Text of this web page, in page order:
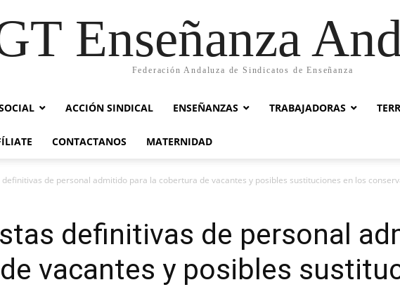
Enseñanza
Federación Andaluza de Sindicatos de Enseñanza
ACCIÓN SINDICAL ENSEÑANZAS TRABAJADORAS
CONTACTANOS MATERNIDAD
definitivas de personal admitido para la cobertura de vacantes y posibles sustituciones en los
definitivas de personal
vacantes y posibles